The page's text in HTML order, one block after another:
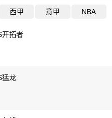
西甲 意甲 NBA
开拓者
猛龙